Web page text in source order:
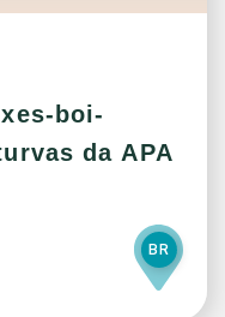
boi-
da APA
BR